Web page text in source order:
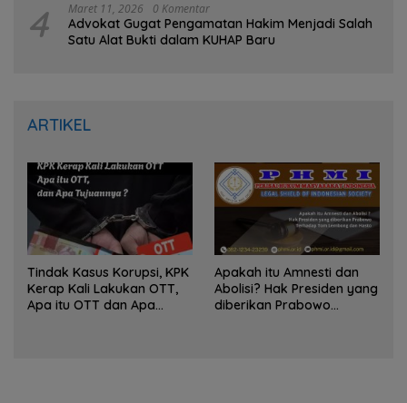
4 Maret 11, 2026 0 Komentar
Advokat Gugat Pengamatan Hakim Menjadi Salah
Satu Alat Bukti dalam KUHAP Baru
ARTIKEL
Tindak Kasus Korupsi, KPK
Kerap Kali Lakukan OTT,
Apa itu OTT dan Apa
Apakah itu Amnesti dan
Abolisi? Hak Presiden yang
diberikan Prabowo